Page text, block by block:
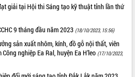
các
xúc
thích
khẩu
đột
giải tại Hội thi Sáng tạo kỹ thuật tỉnh lần thứ
9 tháng đầu năm 2023 (18/10/2023, 15:56)
sản xuất nhôm, kính, đồ gỗ nội thất, viên
nghiệp Ea Ral, huyện Ea H’leo (17/10/2023,